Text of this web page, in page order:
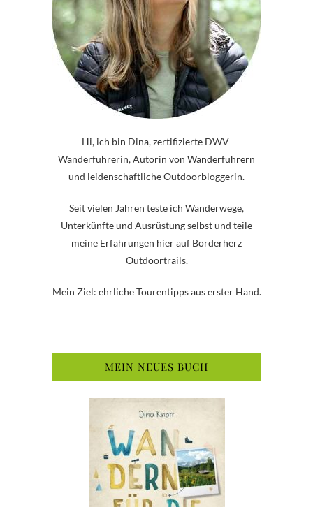
Hi, ich bin Dina, zertifizierte DWV-
Wanderführerin, Autorin von Wanderführern
und leidenschaftliche Outdoorbloggerin.
Seit vielen Jahren teste ich Wanderwege,
Unterkünfte und Ausrüstung selbst und teile
meine Erfahrungen hier auf Borderherz
Outdoortrails.
Mein Ziel: ehrliche Tourentipps aus erster Hand.
MEIN NEUES BUCH